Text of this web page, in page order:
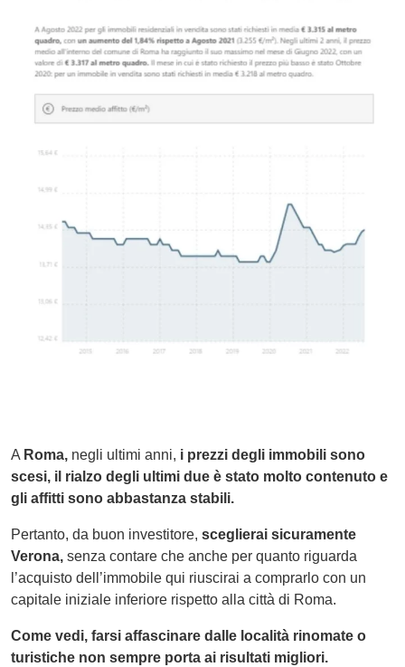
A Roma, negli ultimi anni, i prezzi degli immobili sono
scesi, il rialzo degli ultimi due è stato molto contenuto e
gli affitti sono abbastanza stabili.
Pertanto, da buon investitore, sceglierai sicuramente
Verona, senza contare che anche per quanto riguarda
l’acquisto dell’immobile qui riuscirai a comprarlo con un
capitale iniziale inferiore rispetto alla città di Roma.
Come vedi, farsi affascinare dalle località rinomate o
turistiche non sempre porta ai risultati migliori.